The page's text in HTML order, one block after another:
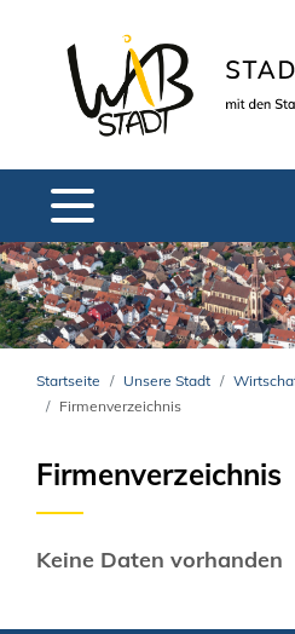
Startseite Unsere Stadt
Firmenverzeichnis
Firmenverzeichnis
Keine Daten vorhanden